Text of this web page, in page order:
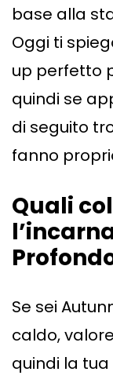
base alla
Oggi ti
up perfetto
quindi se
di seguito
fanno
Quali
Se sei
caldo,
quindi la